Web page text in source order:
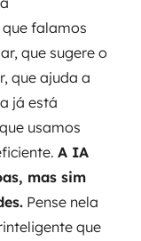
falamos
que sugere o
que ajuda a
já está
usamos
A IA
mas sim
Pense nela
que